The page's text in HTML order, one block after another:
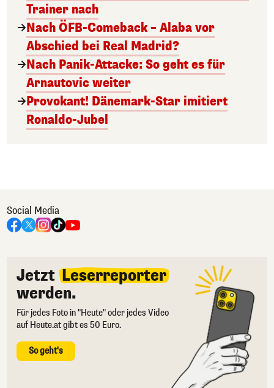
Trainer nach
Nach ÖFB-Comeback – Alaba vor
Abschied bei Real Madrid?
Nach Panik-Attacke: So geht es für
Arnautovic weiter
Provokant! Dänemark-Star imitiert
Ronaldo-Jubel
Social Media
Jetzt Leserreporter
werden.
Für jedes Foto in "Heute" oder jedes Video
auf Heute.at gibt es 50 Euro.
So geht's